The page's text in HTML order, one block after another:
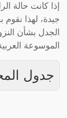
إذا كانت حالة
جيدة، لهذا نقوم
الجدل بشأن
الموسوعة
جدول